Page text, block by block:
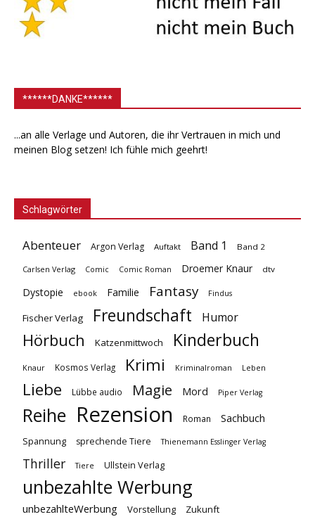
******DANKE******
...an alle Verlage und Autoren, die ihr Vertrauen in mich und
meinen Blog setzen! Ich fühle mich geehrt!
Schlagwörter
Abenteuer Argon Verlag Auftakt Band 1 Band 2
Carlsen Verlag Comic Comic Roman Droemer Knaur dtv
Dystopie ebook Familie Fantasy Findus
Fischer Verlag Freundschaft Humor
Hörbuch Katzenmittwoch Kinderbuch
Knaur Kosmos Verlag Krimi Kriminalroman Leben
Liebe Lübbe audio Magie Mord Piper Verlag
Reihe Rezension Roman Sachbuch
Spannung sprechende Tiere Thienemann Esslinger Verlag
Thriller Tiere Ullstein Verlag
unbezahlte Werbung
unbezahlteWerbung Vorstellung Zukunft